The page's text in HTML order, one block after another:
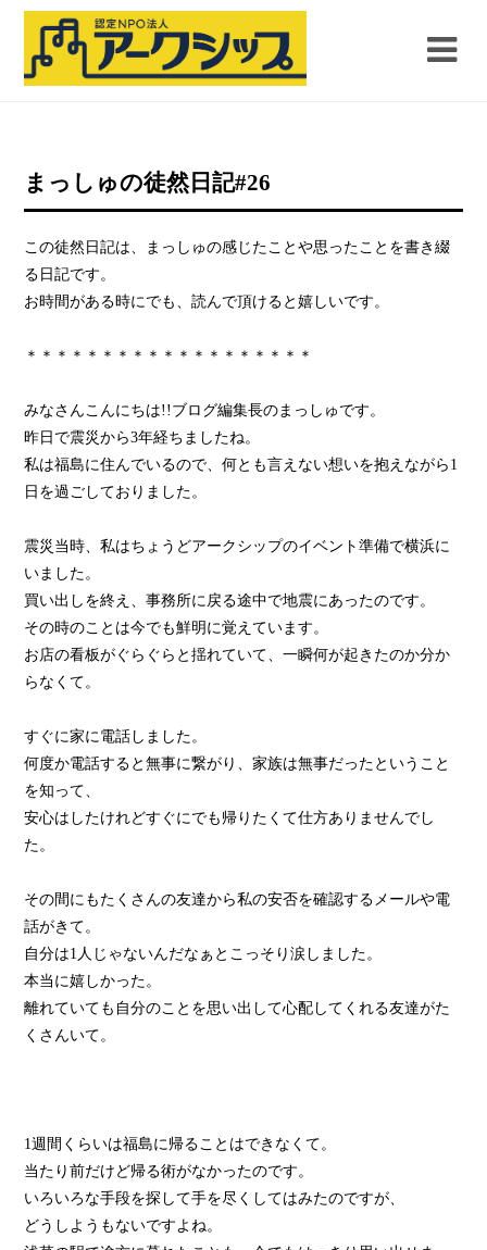
まっしゅの徒然日記#26
この徒然日記は、まっしゅの感じたことや思ったことを書き綴
る日記です。
お時間がある時にでも、読んで頂けると嬉しいです。
＊＊＊＊＊＊＊＊＊＊＊＊＊＊＊＊＊＊＊
みなさんこんにちは!!ブログ編集長のまっしゅです。
昨日で震災から3年経ちましたね。
私は福島に住んでいるので、何とも言えない想いを抱えながら1
日を過ごしておりました。
震災当時、私はちょうどアークシップのイベント準備で横浜に
いました。
買い出しを終え、事務所に戻る途中で地震にあったのです。
その時のことは今でも鮮明に覚えています。
お店の看板がぐらぐらと揺れていて、一瞬何が起きたのか分か
らなくて。
すぐに家に電話しました。
何度か電話すると無事に繋がり、家族は無事だったということ
を知って、
安心はしたけれどすぐにでも帰りたくて仕方ありませんでし
た。
その間にもたくさんの友達から私の安否を確認するメールや電
話がきて。
自分は1人じゃないんだなぁとこっそり涙しました。
本当に嬉しかった。
離れていても自分のことを思い出して心配してくれる友達がた
くさんいて。
1週間くらいは福島に帰ることはできなくて。
当たり前だけど帰る術がなかったのです。
いろいろな手段を探して手を尽くしてはみたのですが、
どうしようもないですよね。